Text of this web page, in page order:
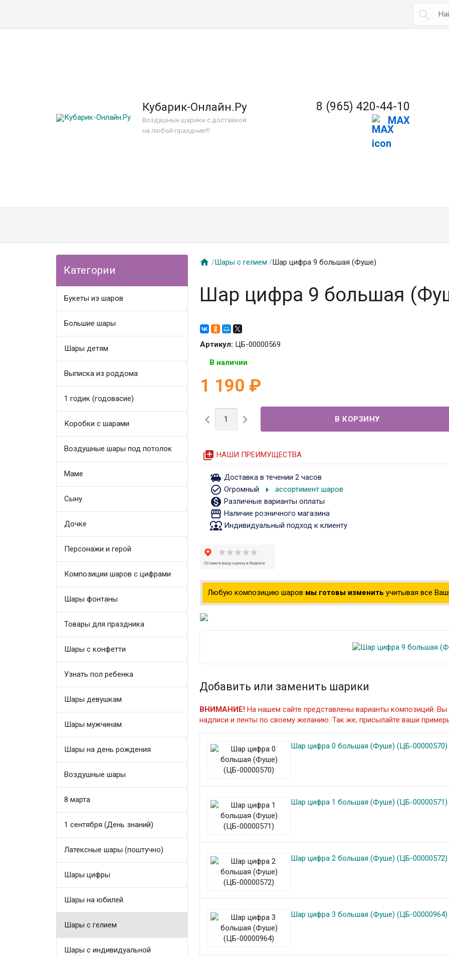

Кубарик-Онлайн.Ру
Воздушные шарики с доставкой
на любой праздник!!!
8 (965) 420-44-10
MAX
Категории
Букеты из шаров
Большие шары
Шары детям
Выписка из роддома
1 годик (годовасие)
Коробки с шарами
Воздушные шары под потолок
Маме
Сыну
Дочке
Персонажи и герой
Композиции шаров с цифрами
Шары фонтаны
Товары для праздника
Шары с конфетти
Узнать пол ребенка
Шары девушкам
Шары мужчинам
Шары на день рождения
Воздушные шары
8 марта
1 сентября (День знаний)
Латексные шары (поштучно)
Шары цифры
Шары на юбилей
Шары с гелием
Шары с индивидуальной
 /Шары с гелием /Шар цифра 9 большая (Фуше)
Шар цифра 9 большая
Артикул: ЦБ-00000569
В наличии
1 190 ₽
 
queue НАШИ ПРЕИМУЩЕСТВА
toys Доставка в течении 2 часов
check_circle_outline Огромный arrow_right ассортимент шаров
monetization_on Различные варианты оплаты
storefront Наличие розничного магазина
diversity_1Индивидуальный подход к клиенту
Любую композицию шаров мы готовы изменить учитывая все
Добавить или заменить шарики
ВНИМАНИЕ!На нашем сайте представлены варианты композиций.
надписи и ленты по своему желанию. Так же, присылайте ваши
Шар цифра 0 большая (Фуше) (ЦБ-00000570)
Шар цифра 1 большая (Фуше) (ЦБ-00000571)
Шар цифра 2 большая (Фуше) (ЦБ-00000572)
Шар цифра 3 большая (Фуше) (ЦБ-00000964)